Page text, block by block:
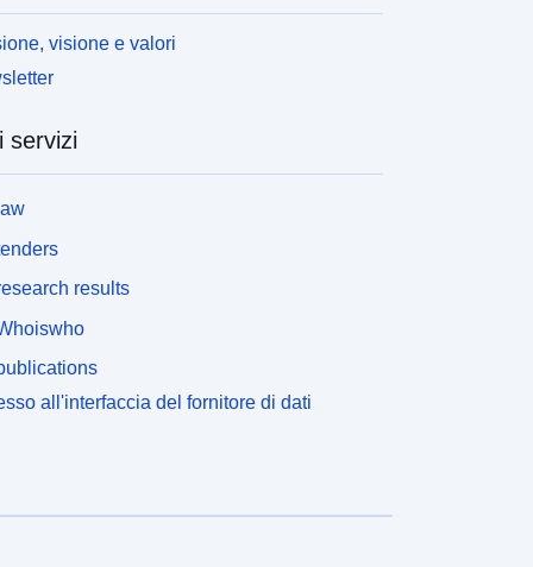
visione e valori
servizi
results
all'interfaccia del fornitore di dati